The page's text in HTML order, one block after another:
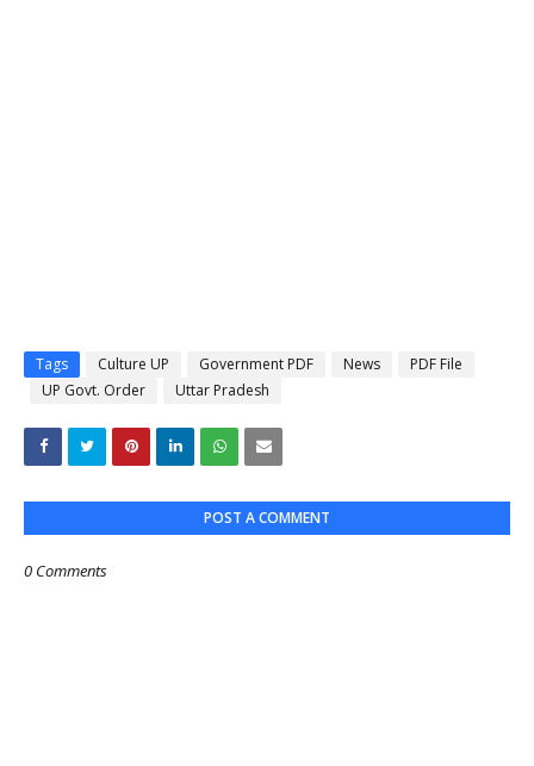
Tags Culture UP Government PDF News
PDF File
UP Govt. Order
Uttar Pradesh
POST A COMMENT
0 Comments